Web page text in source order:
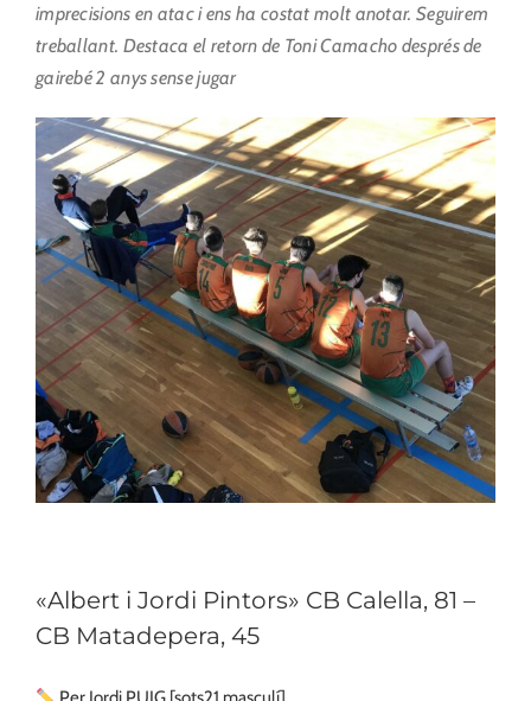
imprecisions en atac i ens ha costat molt anotar. Seguirem
treballant. Destaca el retorn de Toni Camacho després de
gairebé 2 anys sense jugar
«Albert i Jordi Pintors» CB Calella, 81 –
CB Matadepera, 45